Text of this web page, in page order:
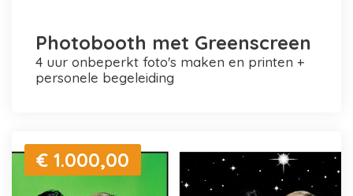
Photobooth met Greenscreen
4 uur onbeperkt foto's maken en printen +
personele begeleiding
€ 1.000,00